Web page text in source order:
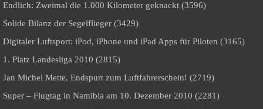
Endlich: Zweimal die 1.000 Kilometer geknackt (3596)
Solide Bilanz der Segelflieger (3429)
Digitaler Luftsport: iPod, iPhone und iPad Apps für Piloten (3165)
1. Platz Landesliga 2010 (2815)
Jan Michel Mette, Endspurt zum Luftfahrerschein! (2719)
Super – Flugtag in Namibia am 10. Dezember 2010 (2281)